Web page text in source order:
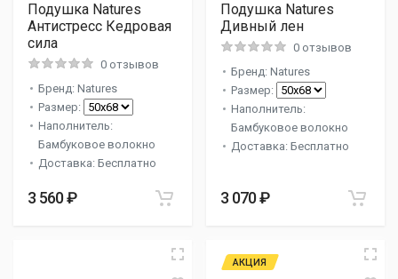
Подушка Natures
Антистресс Кедровая
сила
0 отзывов
Бренд: Natures
Размер:
Наполнитель:
Бамбуковое волокно
Доставка: Бесплатно
3 560 ₽
Подушка Natures
Дивный лен
0 отзывов
Бренд: Natures
Размер:
Наполнитель:
Бамбуковое волокно
Доставка: Бесплатно
3 070 ₽
АКЦИЯ